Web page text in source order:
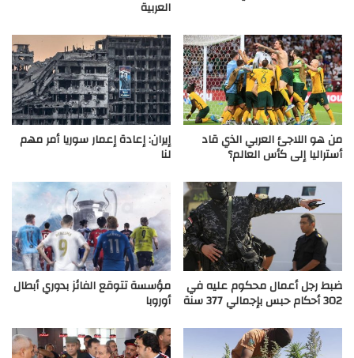
العربية
من هو اللاجئ العربي الذي قاد
أستراليا إلى كأس العالم؟
إيران: إعادة إعمار سوريا أمر مهم
لنا
ضبط رجل أعمال محكوم عليه في
302 أحكام حبس بإجمالي 377 سنة
مؤسسة تتوقع الفائز بدوري أبطال
أوروبا